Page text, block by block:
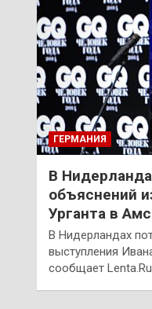
ГЕРМАНИЯ
В
объяснений
Урганта в
В Нидерландах
выступления
сообщает